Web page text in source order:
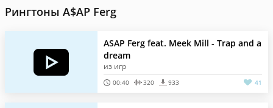
Рингтоны A$AP Ferg
ASAP Ferg feat. Meek Mill - Trap and a
dream
из игр
00:40 320 933 41